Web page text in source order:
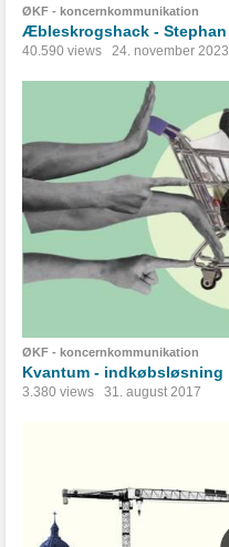
ØKF - koncernkommunikation
Æbleskrogshack - Stephan
40.590 views 24. november 2023
ØKF - koncernkommunikation
Kvantum - indkøbsløsning
3.380 views 31. august 2017